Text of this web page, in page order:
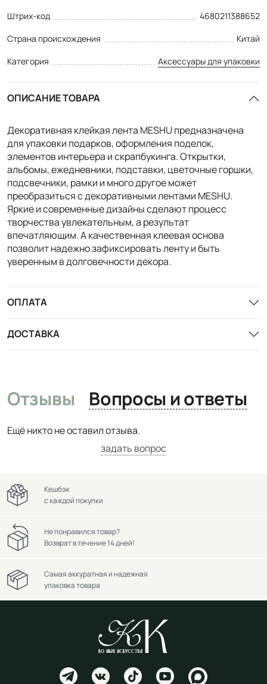
Штрих-код
4680211388652
Страна происхождения
Китай
Категория
Аксессуары для упаковки
ОПИСАНИЕ ТОВАРА
Декоративная клейкая лента MESHU предназначена
для упаковки подарков, оформления поделок,
элементов интерьера и скрапбукинга. Открытки,
альбомы, ежедневники, подставки, цветочные горшки,
подсвечники, рамки и много другое может
преобразиться с декоративными лентами MESHU.
Яркие и современные дизайны сделают процесс
творчества увлекательным, а результат
впечатляющим. А качественная клеевая основа
позволит надежно зафиксировать ленту и быть
уверенным в долговечности декора.
ОПЛАТА
ДОСТАВКА
Отзывы Вопросы и ответы
Ещё никто не оставил отзыва.
задать вопрос
Кешбэк
с каждой покупки
Не понравился товар?
Возврат в течение 14 дней!
Самая аккуратная и надежная
упаковка товара